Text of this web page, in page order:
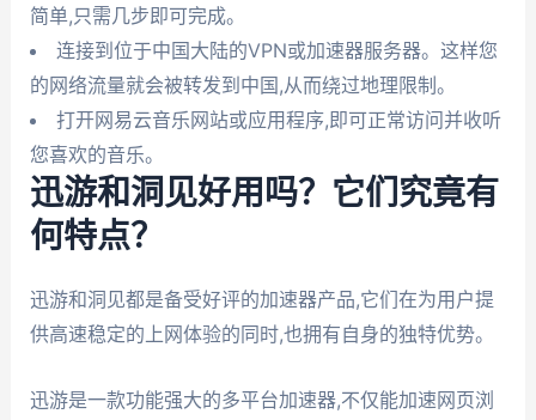
简单,只需几步即可完成。
连接到位于中国大陆的VPN或加速器服务器。这样您
的网络流量就会被转发到中国,从而绕过地理限制。
打开网易云音乐网站或应用程序,即可正常访问并收听
您喜欢的音乐。
迅游和洞见好用吗？它们究竟有
何特点？
迅游和洞见都是备受好评的加速器产品,它们在为用户提
供高速稳定的上网体验的同时,也拥有自身的独特优势。
迅游是一款功能强大的多平台加速器,不仅能加速网页浏